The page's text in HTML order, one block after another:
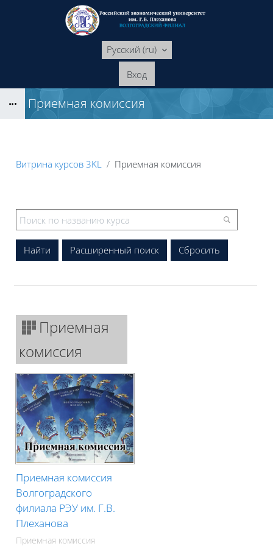
Перейти к основному содержанию
Русский ‎(ru)‎
Вход
Приемная комиссия
Витрина курсов 3KL Приемная комиссия
Расширенный поиск
Приемная
комиссия
Приемная комиссия
Волгоградского
филиала РЭУ им. Г.В.
Плеханова
Приемная комиссия